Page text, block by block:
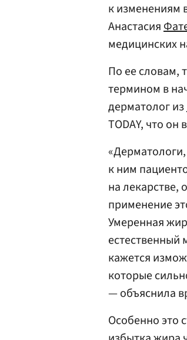
к изменениям
Анастасия
медицинских
По ее словам,
термином в
дерматолог из
TODAY, что
к ним
на лекарстве,
применение
Умеренная
естественный
кажется
которые
— объяснила
Особенно это